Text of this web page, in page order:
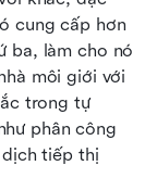
cung cấp hơn
ba, làm cho nó
môi giới với
trong tự
phân công
dịch tiếp thị